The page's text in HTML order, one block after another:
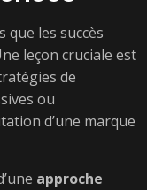
les succès
leçon cruciale est
de
ou
d’une marque
approche